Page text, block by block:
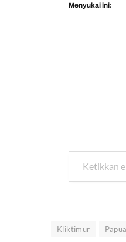
Menyukai ini:
Ketikkan email Anda...
Kliktimur Papua